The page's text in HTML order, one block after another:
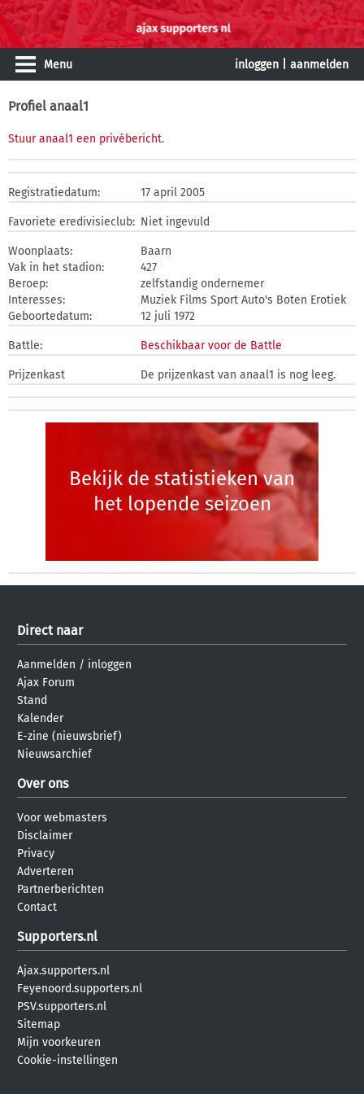
Menu inloggen aanmelden
Profiel anaal1
Stuur anaal1 een privébericht.
Registratiedatum: 17 april 2005
Favoriete eredivisieclub: Niet ingevuld
Woonplaats:
Baarn
Vak in het stadion:
427
Beroep:
zelfstandig ondernemer
Interesses:
Muziek Films Sport Auto's Boten Erotiek
Geboortedatum:
12 juli 1972
Battle: Beschikbaar voor de Battle
Prijzenkast De prijzenkast van anaal1 is nog leeg.
Bekijk de statistieken van
het lopende seizoen
Direct naar
Aanmelden / inloggen
Ajax Forum
Stand
Kalender
E-zine (nieuwsbrief)
Nieuwsarchief
Over ons
Voor webmasters
Disclaimer
Privacy
Adverteren
Partnerberichten
Contact
Supporters.nl
Ajax.supporters.nl
Feyenoord.supporters.nl
PSV.supporters.nl
Sitemap
Mijn voorkeuren
Cookie-instellingen